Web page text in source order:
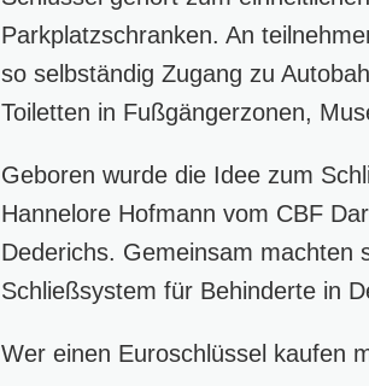
Parkplatzschranken. An
so selbständig Zugang zu
Toiletten in Fußgängerzonen,
Geboren wurde die Idee zum
Hannelore Hofmann vom CBF
Dederichs. Gemeinsam machten
Schließsystem für Behinderte in
Wer einen Euroschlüssel kaufen